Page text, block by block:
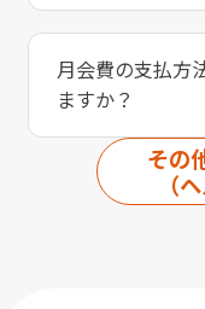
月会費の支払方
ますか？
その
（